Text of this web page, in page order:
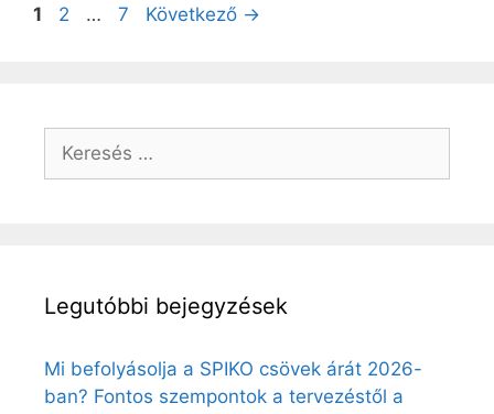
Oldal
1 Oldal
2 … Oldal
7 Következő →
Keresés:
Legutóbbi bejegyzések
Mi befolyásolja a SPIKO csövek árát 2026-
ban? Fontos szempontok a tervezéstől a